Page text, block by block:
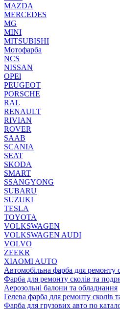
MAZDA
MERCEDES
MG
MINI
MITSUBISHI
Мотофарба
NCS
NISSAN
OPEl
PEUGEOT
PORSCHE
RAL
RENAULT
RIVIAN
ROVER
SAAB
SCANIA
SEAT
SKODA
SMART
SSANGYONG
SUBARU
SUZUKI
TESLA
TOYOTA
VOLKSWAGEN
VOLKSWAGEN AUDI
VOLVO
ZEEKR
XIAOMI AUTO
Автомобільна фарба для ремонту
Фарба для ремонту сколів та
Аерозольні балони та обладнання
Гелева фарба для ремонту сколів
Фарба для грузових авто по